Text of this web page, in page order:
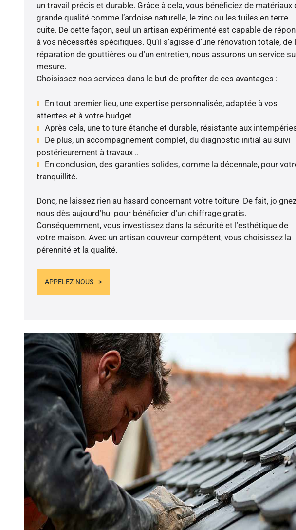
un travail précis et durable. Grâce à cela, vous bénéficiez de matériaux
grande qualité comme l’ardoise naturelle, le zinc ou les tuiles en terre
cuite. De cette façon, seul un artisan expérimenté est capable de
à vos nécessités spécifiques. Qu’il s’agisse d’une rénovation totale, de
réparation de gouttières ou d’un entretien, nous assurons un service
mesure.
Choisissez nos services dans le but de profiter de ces avantages :
En tout premier lieu, une expertise personnalisée, adaptée à vos
attentes et à votre budget.
Après cela, une toiture étanche et durable, résistante aux
De plus, un accompagnement complet, du diagnostic initial au suivi
postérieurement à travaux ..
En conclusion, des garanties solides, comme la décennale, pour
tranquillité.
Donc, ne laissez rien au hasard concernant votre toiture. De fait,
nous dès aujourd’hui pour bénéficier d’un chiffrage gratis.
Conséquemment, vous investissez dans la sécurité et l’esthétique de
votre maison. Avec un artisan couvreur compétent, vous choisissez la
pérennité et la qualité.
APPELEZ-NOUS